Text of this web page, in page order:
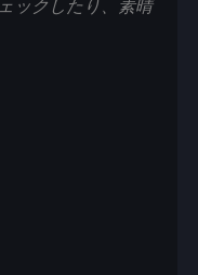
ックしたり、素晴